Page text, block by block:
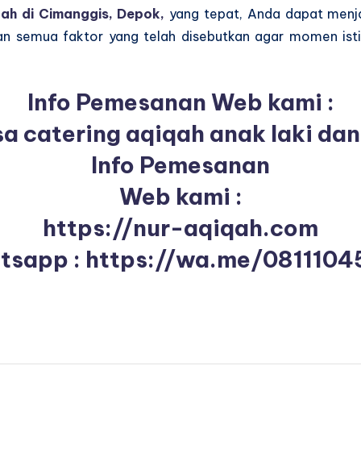
di Cimanggis, Depok, yang tepat, Anda dapat
semua faktor yang telah disebutkan agar momen
Info Pemesanan Web kami :
catering aqiqah anak laki
Info Pemesanan
Web kami :
https://nur-aqiqah.com
: https://wa.me/